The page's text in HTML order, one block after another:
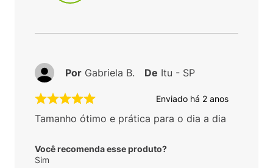
Enviado há 2 anos
Tamanho ótimo e prática para o dia a dia
Você recomenda esse produto?
Sim
Por Gabriela B. De Itu - SP